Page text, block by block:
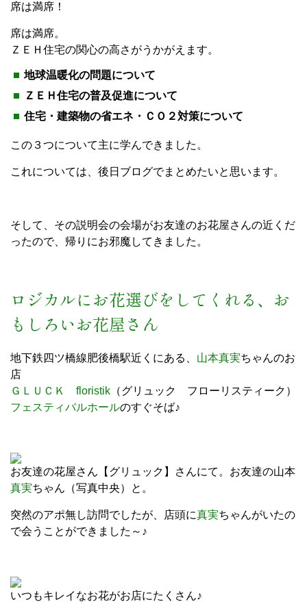
席は満席！
席は満席。
ＺＥＨ住宅の関心の高さがうかがえます。
地球温暖化の問題について
ＺＥＨ住宅の普及促進について
住宅・建築物の省エネ・ＣＯ２対策について
この３つについて主に学んできました。
これについては、後日ブログでまとめたいと思います。
そして、その説明会の会場がお友達のお花屋さんの近くだ
ったので、帰りにお邪魔してきました。
ロジカルにお花選びをしてくれる、お
もしろいお花屋さん
地下鉄四ツ橋線肥後橋駅近くにある、 山本真実ちゃんのお
店
ＧＬＵＣＫ floristik （グリュック フローリスティーク）
フェスティバルホールのすぐそば♪
お友達の花屋さん【グリュック】さんにて。お友達の山本
真実ちゃん（写真中央）と。
突然のアポ無し訪問でしたが、店頭に真実ちゃんがいたの
で会うことができました～♪
いつもキレイなお花がお店にたくさん♪